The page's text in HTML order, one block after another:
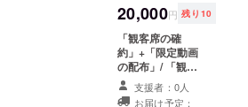
公開になりま
す。 ・一部、限
定の内容が含ま
れます。 ・いた
だいたメールア
ドレスにて限定
URLを共有させ
20,000円 残り10
「観客席の確
約」+「限定動画
の配布」/ 「観客
席の確保」 ・日
時：2024年10月
支援者：0人
お届け予定：